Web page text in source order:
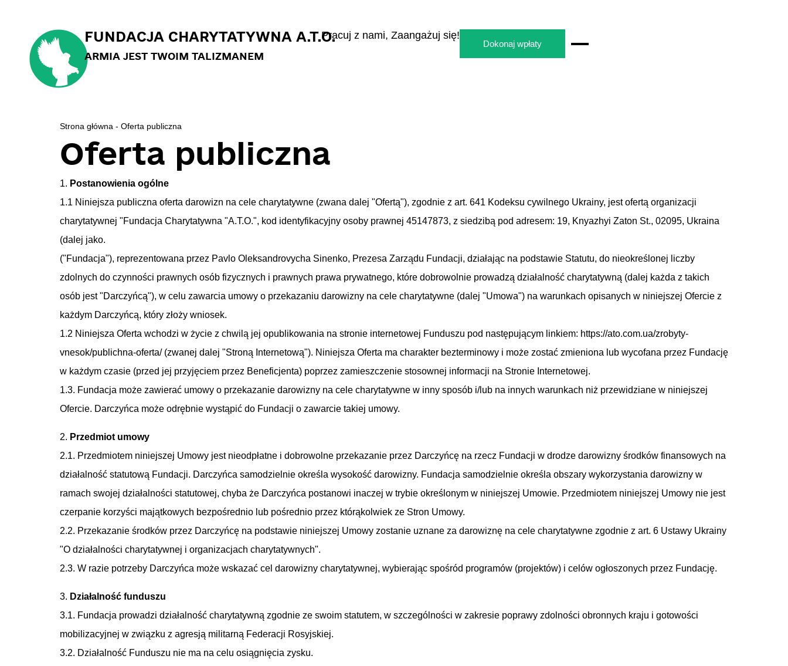
FUNDACJA CHARYTATYWNA A.T.O.
ARMIA JEST TWOIM TALIZMANEM
Pracuj z nami, Zaangażuj się!
Dokonaj wpłaty
Strona główna - Oferta publiczna
Oferta publiczna
1. Postanowienia ogólne
1.1 Niniejsza publiczna oferta darowizn na cele charytatywne (zwana dalej "Ofertą"), zgodnie z art. 641 Kodeksu cywilnego Ukrainy, jest ofertą organizacji
charytatywnej "Fundacja Charytatywna "A.T.O.", kod identyfikacyjny osoby prawnej 45147873, z siedzibą pod adresem: 19, Knyazhyi Zaton St., 02095, Ukraina
(dalej jako.
("Fundacja"), reprezentowana przez Pavlo Oleksandrovycha Sinenko, Prezesa Zarządu Fundacji, działając na podstawie Statutu, do nieokreślonej liczby
zdolnych do czynności prawnych osób fizycznych i prawnych prawa prywatnego, które dobrowolnie prowadzą działalność charytatywną (dalej każda z takich
osób jest "Darczyńcą"), w celu zawarcia umowy o przekazaniu darowizny na cele charytatywne (dalej "Umowa") na warunkach opisanych w niniejszej Ofercie z
każdym Darczyńcą, który złoży wniosek.
1.2 Niniejsza Oferta wchodzi w życie z chwilą jej opublikowania na stronie internetowej Funduszu pod następującym linkiem: https://ato.com.ua/zrobyty-
vnesok/publichna-oferta/ (zwanej dalej "Stroną Internetową"). Niniejsza Oferta ma charakter bezterminowy i może zostać zmieniona lub wycofana przez Fundację
w każdym czasie (przed jej przyjęciem przez Beneficjenta) poprzez zamieszczenie stosownej informacji na Stronie Internetowej.
1.3. Fundacja może zawierać umowy o przekazanie darowizny na cele charytatywne w inny sposób i/lub na innych warunkach niż przewidziane w niniejszej
Ofercie. Darczyńca może odrębnie wystąpić do Fundacji o zawarcie takiej umowy.
2. Przedmiot umowy
2.1. Przedmiotem niniejszej Umowy jest nieodpłatne i dobrowolne przekazanie przez Darczyńcę na rzecz Fundacji w drodze darowizny środków finansowych na
działalność statutową Fundacji. Darczyńca samodzielnie określa wysokość darowizny. Fundacja samodzielnie określa obszary wykorzystania darowizny w
ramach swojej działalności statutowej, chyba że Darczyńca postanowi inaczej w trybie określonym w niniejszej Umowie. Przedmiotem niniejszej Umowy nie jest
czerpanie korzyści majątkowych bezpośrednio lub pośrednio przez którąkolwiek ze Stron Umowy.
2.2. Przekazanie środków przez Darczyńcę na podstawie niniejszej Umowy zostanie uznane za darowiznę na cele charytatywne zgodnie z art. 6 Ustawy Ukrainy
"O działalności charytatywnej i organizacjach charytatywnych".
2.3. W razie potrzeby Darczyńca może wskazać cel darowizny charytatywnej, wybierając spośród programów (projektów) i celów ogłoszonych przez Fundację.
3. Działalność funduszu
3.1. Fundacja prowadzi działalność charytatywną zgodnie ze swoim statutem, w szczególności w zakresie poprawy zdolności obronnych kraju i gotowości
mobilizacyjnej w związku z agresją militarną Federacji Rosyjskiej.
3.2. Działalność Funduszu nie ma na celu osiągnięcia zysku.